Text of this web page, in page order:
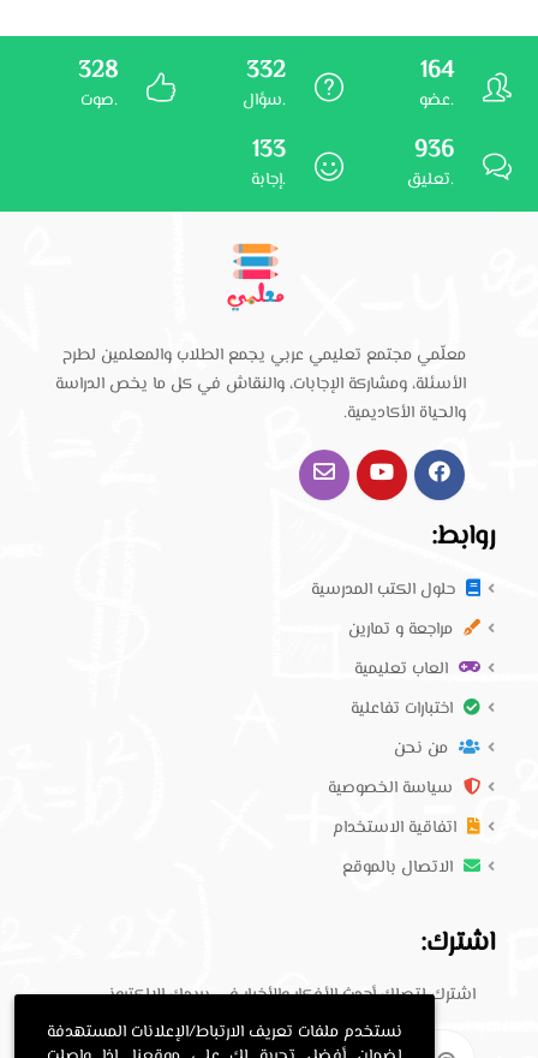
164
عضو.
332
سؤال.
328
صوت.
936
تعليق.
133
إجابة.
معلّمي مجتمع تعليمي عربي يجمع الطلاب والمعلمين لطرح
الأسئلة، ومشاركة الإجابات، والنقاش في كل ما يخص الدراسة
والحياة الأكاديمية.
روابط:
حلول الكتب المدرسية
مراجعة و تمارين
العاب تعليمية
اختبارات تفاعلية
من نحن
سياسة الخصوصية
اتفاقية الاستخدام
الاتصال بالموقع
اشترك:
اشترك لتصلك أحدث الأفكار والأخبار في بريدك الإلكتروني.
نستخدم ملفات تعريف الارتباط/الإعلانات المستهدفة